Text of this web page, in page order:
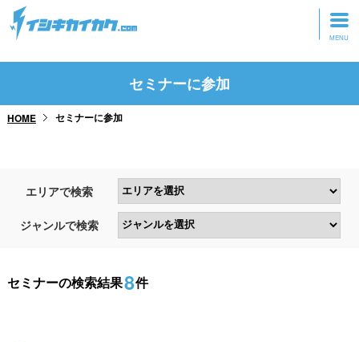
トップページ
研修・ツアーに参加
セミナーに参加
HOME セミナーに参加
エリアで検索
ジャンルで検索
セミナーの検索結果8件